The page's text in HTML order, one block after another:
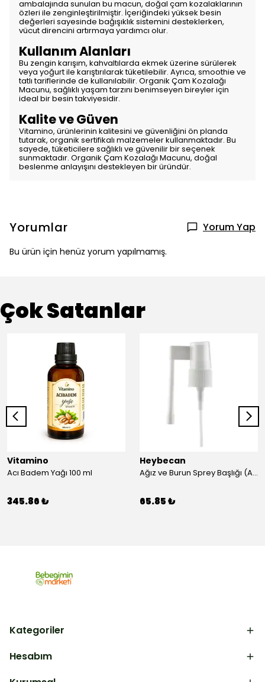
ambalajında sunulan bu macun, doğal çam kozalaklarının
özleri ile zenginleştirilmiştir. İçeriğindeki yüksek besin
değerleri sayesinde bağışıklık sistemini desteklerken,
vücut direncini artırmaya yardımcı olur.
Kullanım Alanları
Bu zengin karışım, kahvaltılarda ekmek üzerine sürülerek
veya yoğurt ile karıştırılarak tüketilebilir. Ayrıca, smoothie ve
tatlı tariflerinde de kullanılabilir. Organik Çam Kozalağı
Macunu, sağlıklı yaşam tarzını benimseyen bireyler için
ideal bir besin takviyesidir.
Kalite ve Güven
Vitamino, ürünlerinin kalitesini ve güvenliğini ön planda
tutarak, organik sertifikalı malzemeler kullanmaktadır. Bu
sayede, tüketicilere sağlıklı ve güvenilir bir seçenek
sunmaktadır. Organik Çam Kozalağı Macunu, doğal
beslenme anlayışını destekleyen bir üründür.
Yorumlar Yorum Yap
Bu ürün için henüz yorum yapılmamış.
Çok Satanlar
Vitamino
Acı Badem Yağı 100 ml
345.86 ₺
Heybecan
Ağız ve Burun Sprey Başlığı (Aparat)
65.85 ₺
Kategoriler
Hesabım